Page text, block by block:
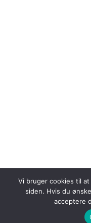
Vi bruger cookies til
siden. Hvis du
acceptere